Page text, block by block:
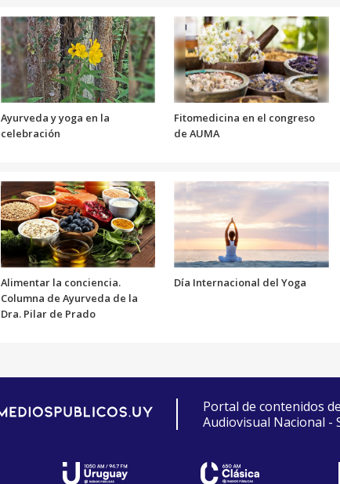
Ayurveda y yoga en la
celebración
Fitomedicina en el congreso
de AUMA
Alimentar la conciencia.
Columna de Ayurveda de la
Dra. Pilar de Prado
Día Internacional del Yoga
Portal de contenidos
Audiovisual Nacional -